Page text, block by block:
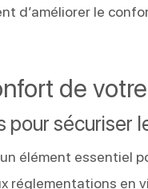
d’améliorer le
de
pour sécuriser
élément essentiel
réglementations en